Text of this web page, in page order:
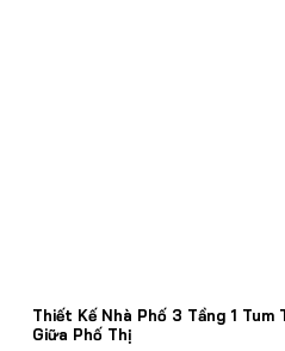
Thiết Kế Nhà Phố 3 Tầng 1 Tum
Giữa Phố Thị